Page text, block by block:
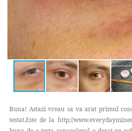
Buna! Astazi vreau sa va arat primul
testat.Este de la http://